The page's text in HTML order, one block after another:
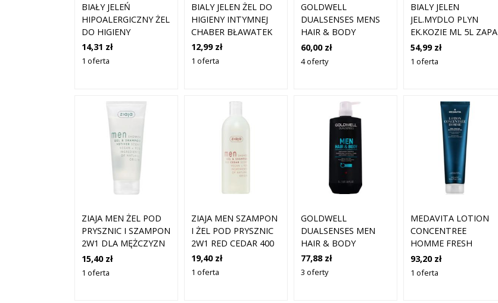
BIAŁY JELEŃ
HIPOALERGICZNY ŻEL
DO HIGIENY
INTYMNEJ Z
ALOESEM 500ML
14,31 zł
1 oferta
BIALY JELEN ŻEL DO
HIGIENY INTYMNEJ
CHABER BŁAWATEK
500ML
12,99 zł
1 oferta
GOLDWELL
DUALSENSES MENS
HAIR & BODY
SHAMPOO (300 ML)
60,00 zł
4 oferty
BIALY JELEN
JEL.MYDLO PLYN
EK.KOZIE ML 5L ZAPA
54,99 zł
1 oferta
ZIAJA MEN ŻEL POD
PRYSZNIC I SZAMPON
2W1 DLA MĘŻCZYZN
VETIVER 200 ML
15,40 zł
1 oferta
ZIAJA MEN SZAMPON
I ŻEL POD PRYSZNIC
2W1 RED CEDAR 400
ML
19,40 zł
1 oferta
GOLDWELL
DUALSENSES MEN
HAIR & BODY
SHAMPOO SZAMPON
I ŻEL POD PRYSZNIC
2W1 1000 ML
77,88 zł
3 oferty
MEDAVITA LOTION
CONCENTREE
HOMME FRESH
TONIFYING
SHAMPOO &
93,20 zł
1 oferta